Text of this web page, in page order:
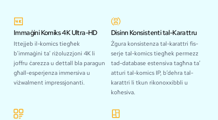
Immaġini Komiks 4K Ultra-HD
Ittejjeb il-komics tiegħek
b’immaġini ta’ riżoluzzjoni 4K li
joffru ċarezza u dettall bla paragun
għall-esperjenza immersiva u
viżwalment impressjonanti.
Disinn Konsistenti tal-Karattru
Żgura konsistenza tal-karattri fis-
serje tal-komics tiegħek permezz
tad-database estensiva tagħna ta’
atturi tal-komics IP, b’dehra tal-
karattri li tkun rikonoxxibbli u
koħesiva.